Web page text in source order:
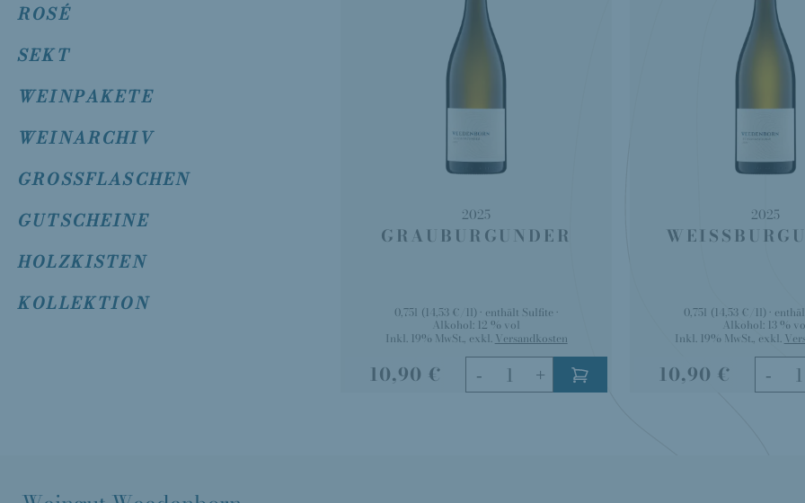
2025
GRAUBURGUNDER
0,75l (14,53 €/1l) enthält Sulfite
Alkohol: 12 % vol
10,90 €
Inkl. 19% MwSt., exkl. Versandkosten
- +
2025
0,75l (14,53 €/1l)
Alkohol: 13 %
10,90 €
Inkl. 19% MwSt., exkl.
-
ROSÉ
SEKT
WEINPAKETE
WEINARCHIV
GROSSFLASCHEN
GUTSCHEINE
HOLZKISTEN
KOLLEKTION